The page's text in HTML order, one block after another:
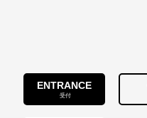
ENTRANCE
受付